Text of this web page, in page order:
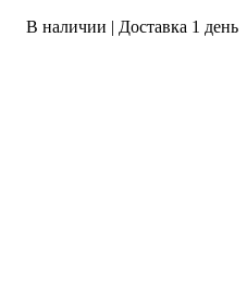
В наличии | Доставка 1 день